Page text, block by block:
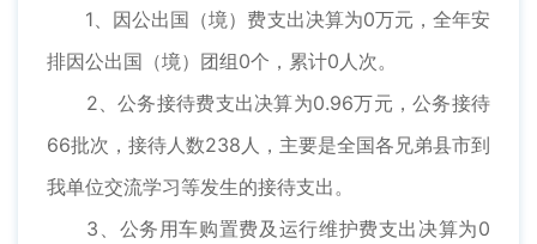
1、因公出国（境）费支出决算为0万元，全年安
排因公出国（境）团组0个，累计0人次。
2、公务接待费支出决算为0.96万元，公务接待
66批次，接待人数238人，主要是全国各兄弟县市到
我单位交流学习等发生的接待支出。
3、公务用车购置费及运行维护费支出决算为0